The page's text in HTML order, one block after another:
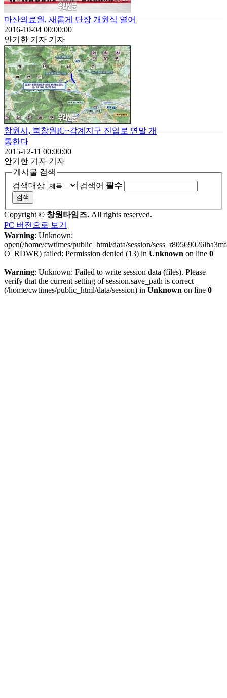
마산의료원, 새롭게 단장 개원식 열어
2016-10-04 00:00:00
안기한 기자 기자
창원시, 북창원IC~감계지구 진입로 연말 개
통한다
2015-12-11 00:00:00
안기한 기자 기자
게시물 검색
검색대상
검색어 필수
Copyright © 창원타임즈. All rights reserved.
PC 버전으로 보기
Warning: Unknown:
open(/home/cwtimes/public_html/data/session/
O_RDWR) failed: Permission denied (13) in Unknown on line 0
Warning: Unknown: Failed to write session data (files). Please
verify that the current setting of session.save_path is correct
(/home/cwtimes/public_html/data/session) in Unknown on line 0